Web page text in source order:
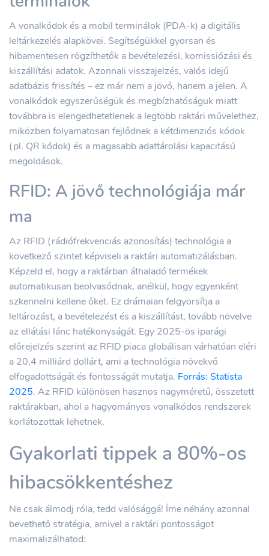
A vonalkódok és a mobil terminálok (PDA-k) a digitális
leltárkezelés alapkövei. Segítségükkel gyorsan és
hibamentesen rögzíthetők a bevételezési, komissiózási és
kiszállítási adatok. Azonnali visszajelzés, valós idejű
adatbázis frissítés – ez már nem a jövő, hanem a jelen. A
vonalkódok egyszerűségük és megbízhatóságuk miatt
továbbra is elengedhetetlenek a legtöbb raktári művelethez,
miközben folyamatosan fejlődnek a kétdimenziós kódok
(pl. QR kódok) és a magasabb adattárolási kapacitású
megoldások.
RFID: A jövő technológiája már
ma
Az RFID (rádiófrekvenciás azonosítás) technológia a
következő szintet képviseli a raktári automatizálásban.
Képzeld el, hogy a raktárban áthaladó termékek
automatikusan beolvasódnak, anélkül, hogy egyenként
szkennelni kellene őket. Ez drámaian felgyorsítja a
leltározást, a bevételezést és a kiszállítást, tovább növelve
az ellátási lánc hatékonyságát. Egy 2025-ös iparági
előrejelzés szerint az RFID piaca globálisan várhatóan eléri
a 20,4 milliárd dollárt, ami a technológia növekvő
elfogadottságát és fontosságát mutatja. Forrás: Statista
2025. Az RFID különösen hasznos nagyméretű, összetett
raktárakban, ahol a hagyományos vonalkódos rendszerek
korlátozottak lehetnek.
Gyakorlati tippek a 80%-os
hibacsökkentéshez
Ne csak álmodj róla, tedd valósággá! Íme néhány azonnal
bevethető stratégia, amivel a raktári pontosságot
maximalizálhatod: